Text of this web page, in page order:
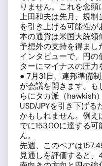
りません。これを念
上田和夫は先月、規制
を引き上げる可能性
本の通貨は米国大統領
予想外の支持を得ま
インタビューで、円の
ターにマイナスの圧力
● 7月31日、連邦準備
が会議を開きます。も
らにタカ派（hawkish
USD/JPYを引き下げ
かもしれません。例え
でに153.00に達する
ん。
先週、このペアは
見通しを評価すると